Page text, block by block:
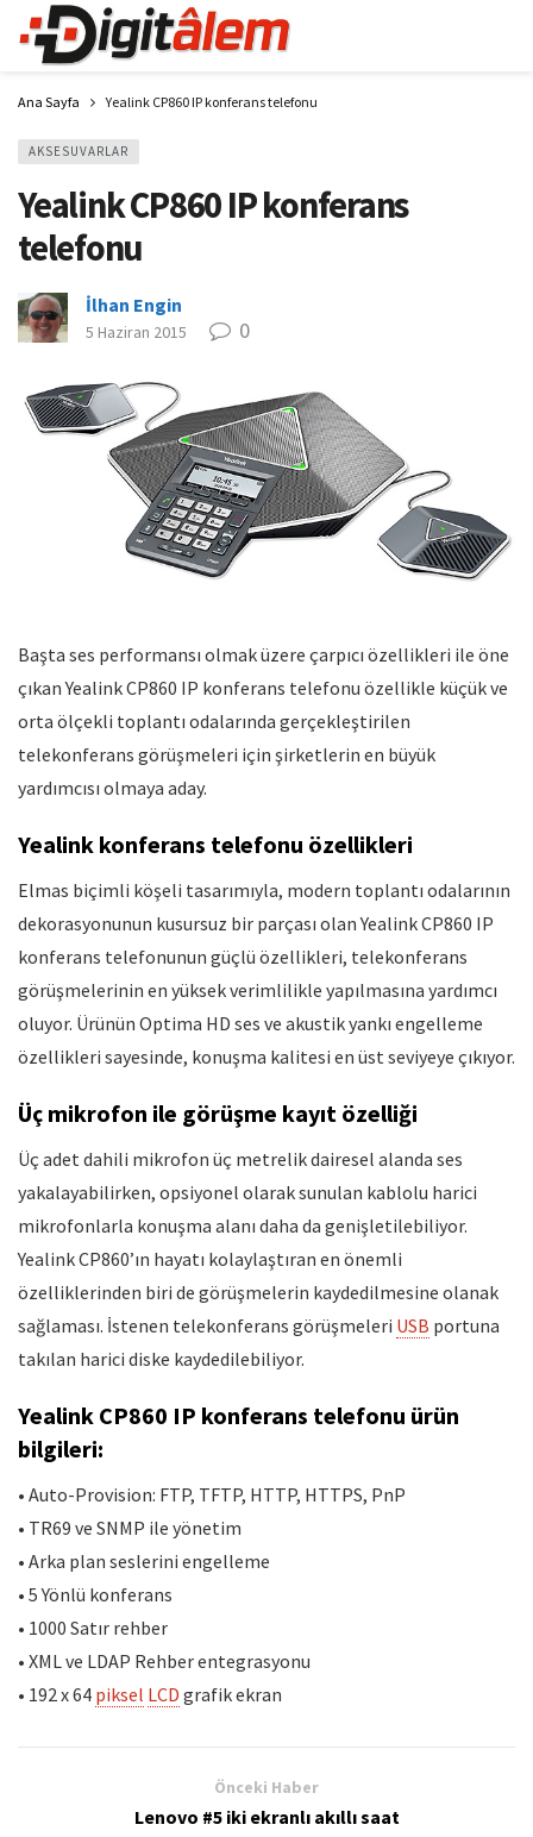
Ana Sayfa Yealink CP860 IP konferans telefonu
AKSESUVARLAR
Yealink CP860 IP konferans
telefonu
İlhan Engin
5 Haziran 2015 0
Başta ses performansı olmak üzere çarpıcı özellikleri ile öne
çıkan Yealink CP860 IP konferans telefonu özellikle küçük ve
orta ölçekli toplantı odalarında gerçekleştirilen
telekonferans görüşmeleri için şirketlerin en büyük
yardımcısı olmaya aday.
Yealink konferans telefonu özellikleri
Elmas biçimli köşeli tasarımıyla, modern toplantı odalarının
dekorasyonunun kusursuz bir parçası olan Yealink CP860 IP
konferans telefonunun güçlü özellikleri, telekonferans
görüşmelerinin en yüksek verimlilikle yapılmasına yardımcı
oluyor. Ürünün Optima HD ses ve akustik yankı engelleme
özellikleri sayesinde, konuşma kalitesi en üst seviyeye çıkıyor.
Üç mikrofon ile görüşme kayıt özelliği
Üç adet dahili mikrofon üç metrelik dairesel alanda ses
yakalayabilirken, opsiyonel olarak sunulan kablolu harici
mikrofonlarla konuşma alanı daha da genişletilebiliyor.
Yealink CP860’ın hayatı kolaylaştıran en önemli
özelliklerinden biri de görüşmelerin kaydedilmesine olanak
sağlaması. İstenen telekonferans görüşmeleri USB portuna
takılan harici diske kaydedilebiliyor.
Yealink CP860 IP konferans telefonu ürün
bilgileri:
• Auto-Provision: FTP, TFTP, HTTP, HTTPS, PnP
• TR69 ve SNMP ile yönetim
• Arka plan seslerini engelleme
• 5 Yönlü konferans
• 1000 Satır rehber
• XML ve LDAP Rehber entegrasyonu
• 192 x 64 piksel LCD grafik ekran
Önceki Haber
Lenovo #5 iki ekranlı akıllı saat